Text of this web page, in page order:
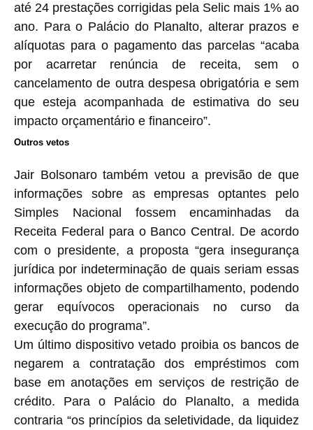
até 24 prestações corrigidas pela Selic mais 1% ao
ano. Para o Palácio do Planalto, alterar prazos e
alíquotas para o pagamento das parcelas “acaba
por acarretar renúncia de receita, sem o
cancelamento de outra despesa obrigatória e sem
que esteja acompanhada de estimativa do seu
impacto orçamentário e financeiro”.
Outros vetos
Jair Bolsonaro também vetou a previsão de que
informações sobre as empresas optantes pelo
Simples Nacional fossem encaminhadas da
Receita Federal para o Banco Central. De acordo
com o presidente, a proposta “gera insegurança
jurídica por indeterminação de quais seriam essas
informações objeto de compartilhamento, podendo
gerar equívocos operacionais no curso da
execução do programa”.
Um último dispositivo vetado proibia os bancos de
negarem a contratação dos empréstimos com
base em anotações em serviços de restrição de
crédito. Para o Palácio do Planalto, a medida
contraria “os princípios da seletividade, da liquidez